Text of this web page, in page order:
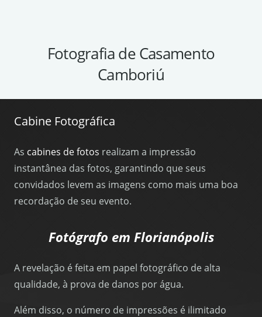
Fotografia de Casamento
Camboriú
Cabine Fotográfica
As cabines de fotos realizam a impressão
instantânea das fotos, garantindo que seus
convidados levem as imagens como mais uma boa
recordação de seu evento.
Fotógrafo em Florianópolis
A revelação é feita em papel fotográfico de alta
qualidade, à prova de danos por água.
Além disso, o número de impressões é ilimitado